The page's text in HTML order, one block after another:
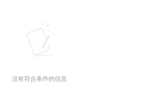
没有符合条件的信息